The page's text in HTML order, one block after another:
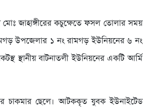
মোঃ জাহাঙ্গীরের কচুক্ষেতে ফসল তোলার সময়
উপজেলার ১ নং রামগড় ইউনিয়নের ৬ নং
স্থানীয় বাটনাতলী ইউনিয়নের একটি আর্মি
চাকমার ছেলে। আটককৃত যুবক ইউনাইটেড